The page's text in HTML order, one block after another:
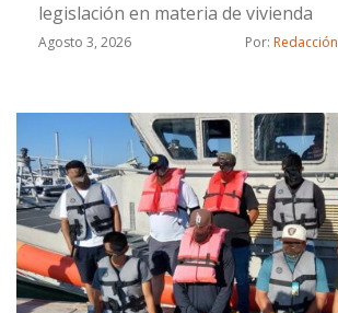
legislación en materia de vivienda
Agosto 3, 2026 Por: Redacción